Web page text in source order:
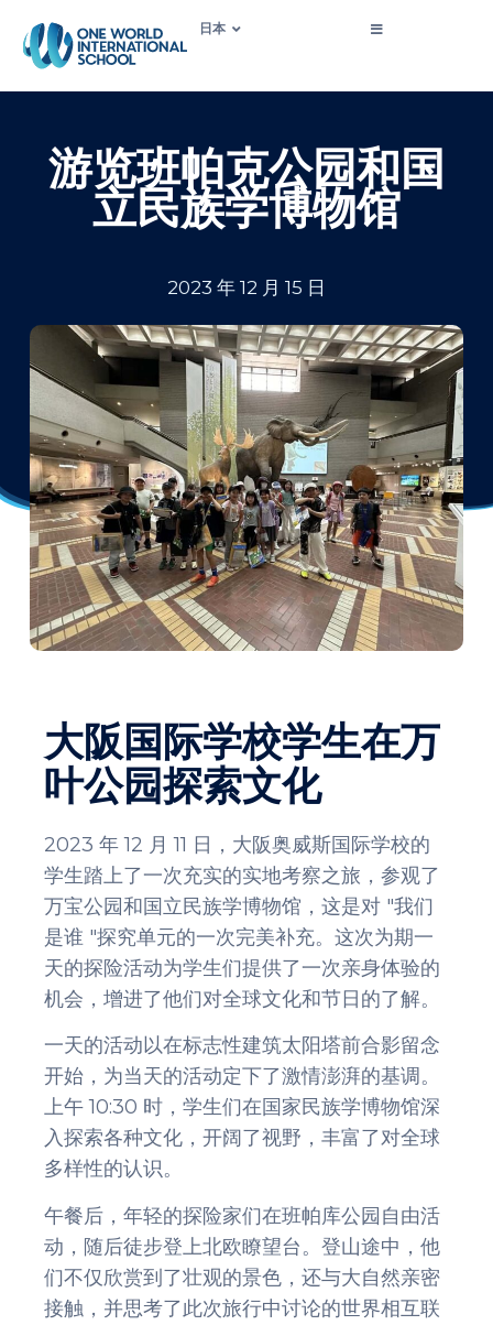
日本
游览班帕克公园和国
立民族学博物馆
2023 年 12 月 15 日
大阪国际学校学生在万
叶公园探索文化
2023 年 12 月 11 日，大阪奥威斯国际学校的
学生踏上了一次充实的实地考察之旅，参观了
万宝公园和国立民族学博物馆，这是对 "我们
是谁 "探究单元的一次完美补充。这次为期一
天的探险活动为学生们提供了一次亲身体验的
机会，增进了他们对全球文化和节日的了解。
一天的活动以在标志性建筑太阳塔前合影留念
开始，为当天的活动定下了激情澎湃的基调。
上午 10:30 时，学生们在国家民族学博物馆深
入探索各种文化，开阔了视野，丰富了对全球
多样性的认识。
午餐后，年轻的探险家们在班帕库公园自由活
动，随后徒步登上北欧瞭望台。登山途中，他
们不仅欣赏到了壮观的景色，还与大自然亲密
接触，并思考了此次旅行中讨论的世界相互联